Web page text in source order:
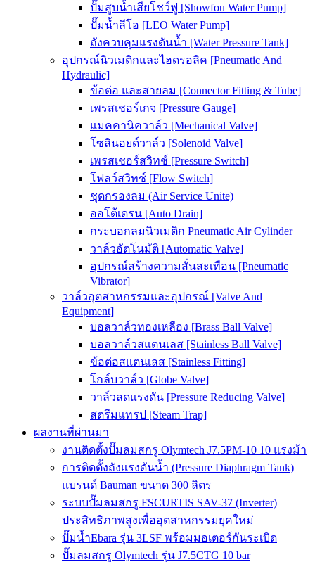
ปั๊มสูบน้ำเสียโชว์ฟู [Showfou Water Pump]
ปั๊มน้ำลีโอ [LEO Water Pump]
ถังควบคุมแรงดันน้ำ [Water Pressure Tank]
อุปกรณ์นิวเมติกและไฮดรอลิค [Pneumatic And
Hydraulic]
ข้อต่อ และสายลม [Connector Fitting & Tube]
เพรสเชอร์เกจ [Pressure Gauge]
แมคคานิควาล์ว [Mechanical Valve]
โซลินอยด์วาล์ว [Solenoid Valve]
เพรสเชอร์สวิทช์ [Pressure Switch]
โฟลว์สวิทช์ [Flow Switch]
ชุดกรองลม (Air Service Unite)
ออโต้เดรน [Auto Drain]
กระบอกลมนิวเมติก Pneumatic Air Cylinder
วาล์วอัตโนมัติ [Automatic Valve]
อุปกรณ์สร้างความสั่นสะเทือน [Pneumatic
Vibrator]
วาล์วอุตสาหกรรมและอุปกรณ์ [Valve And
Equipment]
บอลวาล์วทองเหลือง [Brass Ball Valve]
บอลวาล์วสแตนเลส [Stainless Ball Valve]
ข้อต่อสแตนเลส [Stainless Fitting]
โกล์บวาล์ว [Globe Valve]
วาล์วลดแรงดัน [Pressure Reducing Valve]
สตรีมแทรป [Steam Trap]
ผลงานที่ผ่านมา
งานติดตั้งปั๊มลมสกรู Olymtech J7.5PM-10 10 แรงม้า
การติดตั้งถังแรงดันน้ำ (Pressure Diaphragm Tank)
แบรนด์ Bauman ขนาด 300 ลิตร
ระบบปั๊มลมสกรู FSCURTIS SAV-37 (Inverter)
ประสิทธิภาพสูงเพื่ออุตสาหกรรมยุคใหม่
ปั๊มน้ำEbara รุ่น 3LSF พร้อมมอเตอร์กันระเบิด
ปั๊มลมสกรู Olymtech รุ่น J7.5CTG 10 bar